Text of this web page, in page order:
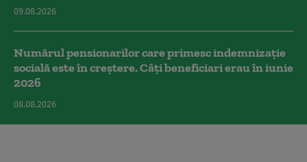
09.08.2026
Numărul pensionarilor care primesc indemnizaţie
socială este în creștere. Câți beneficiari erau în iunie
2026
08.08.2026